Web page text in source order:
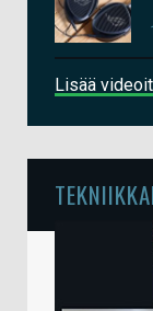
Lisää